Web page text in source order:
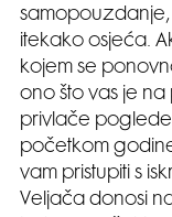
samopouzdanje,
itekako osjeća.
kojem se
ono što vas je na
privlače
početkom
vam pristupiti s
Veljača donosi